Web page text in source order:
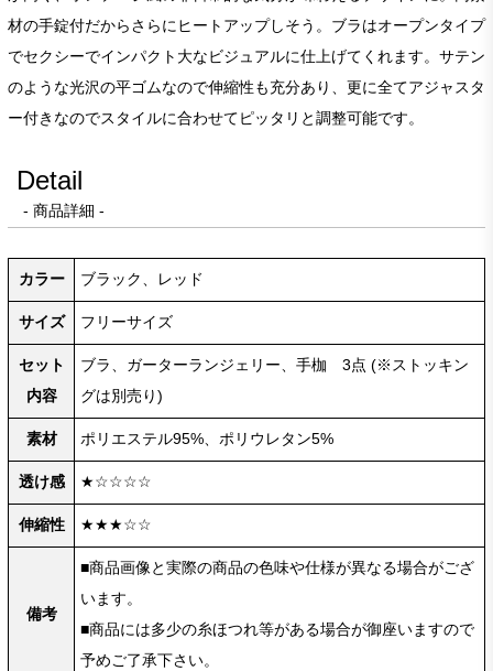
材の手錠付だからさらにヒートアップしそう。ブラはオープンタイプ
でセクシーでインパクト大なビジュアルに仕上げてくれます。サテン
のような光沢の平ゴムなので伸縮性も充分あり、更に全てアジャスタ
ー付きなのでスタイルに合わせてピッタリと調整可能です。
Detail
- 商品詳細 -
カラー ブラック、レッド
サイズ フリーサイズ
セット
内容
ブラ、ガーターランジェリー、手枷 3点 (※ストッキン
グは別売り)
素材 ポリエステル95%、ポリウレタン5%
透け感 ★☆☆☆☆
伸縮性 ★★★☆☆
備考
■商品画像と実際の商品の色味や仕様が異なる場合がござ
います。
■商品には多少の糸ほつれ等がある場合が御座いますので
予めご了承下さい。